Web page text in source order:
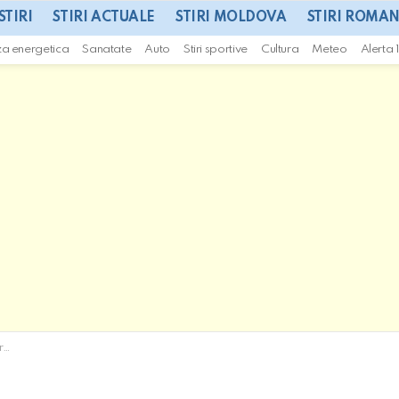
STIRI ACTUALE STIRI MOLDOVA STIRI
energetica Sanatate Auto Stiri sportive Cultura Meteo Alerta